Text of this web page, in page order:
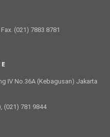
(021) 7883 8781
IV No.36A (Kebagusan) Jakarta
(021) 781 9844